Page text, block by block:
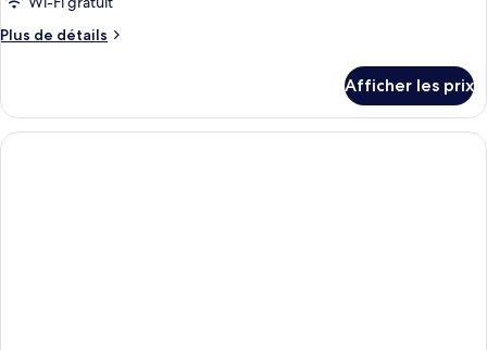
chambre :
(2
King
Plus de détails
Plus
Chambre
traditionnelle
(2
Afficher les prix